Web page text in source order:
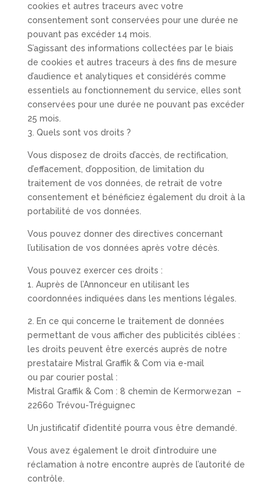
cookies et autres traceurs avec votre
consentement sont conservées pour une durée ne
pouvant pas excéder 14 mois.
S’agissant des informations collectées par le biais
de cookies et autres traceurs à des fins de mesure
d’audience et analytiques et considérés comme
essentiels au fonctionnement du service, elles sont
conservées pour une durée ne pouvant pas excéder
25 mois.
3. Quels sont vos droits ?
Vous disposez de droits d’accès, de rectification,
d’effacement, d’opposition, de limitation du
traitement de vos données, de retrait de votre
consentement et bénéficiez également du droit à la
portabilité de vos données.
Vous pouvez donner des directives concernant
l’utilisation de vos données après votre décès.
Vous pouvez exercer ces droits :
1. Auprès de l’Annonceur en utilisant les
coordonnées indiquées dans les mentions légales.
2. En ce qui concerne le traitement de données
permettant de vous afficher des publicités ciblées :
les droits peuvent être exercés auprès de notre
prestataire Mistral Graffik & Com via e-mail
ou par courier postal :
Mistral Graffik & Com : 8 chemin de Kermorwezan –
22660 Trévou-Tréguignec
Un justificatif d’identité pourra vous être demandé.
Vous avez également le droit d’introduire une
réclamation à notre encontre auprès de l’autorité de
contrôle.